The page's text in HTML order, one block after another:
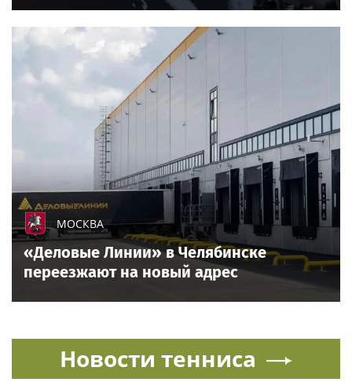
МОСКВА
«Деловые Линии» в Челябинске
переезжают на новый адрес
Новости тенниса